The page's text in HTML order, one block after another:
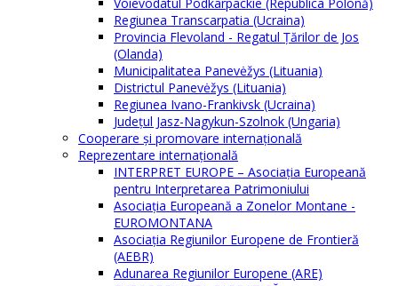
Regiunea Transcarpatia (Ucraina)
Provincia Flevoland - Regatul Ţărilor de Jos
(Olanda)
Municipalitatea Panevėžys (Lituania)
Districtul Panevėžys (Lituania)
Regiunea Ivano-Frankivsk (Ucraina)
Judeţul Jasz-Nagykun-Szolnok (Ungaria)
Cooperare şi promovare internaţională
Reprezentare internaţională
INTERPRET EUROPE – Asociația Europeană
pentru Interpretarea Patrimoniului
Asociația Europeană a Zonelor Montane -
EUROMONTANA
Asociația Regiunilor Europene de Frontieră
(AEBR)
Adunarea Regiunilor Europene (ARE)